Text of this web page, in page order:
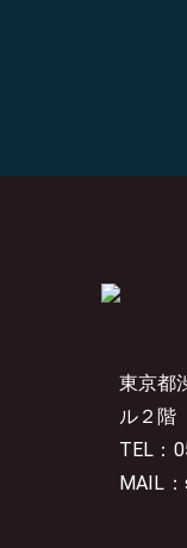
東京都
ル２階
TEL：
MAIL